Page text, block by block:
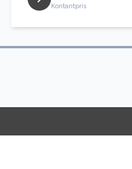
Kontantpris